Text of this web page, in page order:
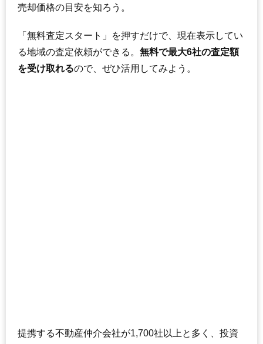
売却価格の目安を知ろう。
「無料査定スタート」を押すだけで、現在表示してい
る地域の査定依頼ができる。 無料で最大6社の査定額
を受け取れるので、ぜひ活用してみよう。
提携する不動産仲介会社が1,700社以上と多く、投資